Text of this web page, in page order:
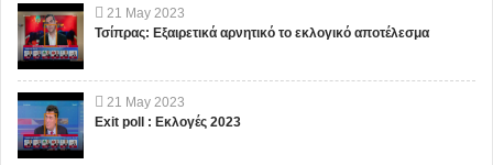
21 May 2023
Τσίπρας: Εξαιρετικά αρνητικό το εκλογικό αποτέλεσμα
21 May 2023
Exit poll : Εκλογές 2023